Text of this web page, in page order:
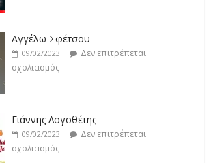
Αγγέλω Σφέτσου
09/02/2023
Δεν επιτρέπεται
σχολιασμός
Γιάννης Λογοθέτης
09/02/2023
Δεν επιτρέπεται
σχολιασμός